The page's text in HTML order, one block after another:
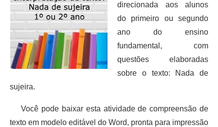
direcionada aos alunos
do primeiro ou segundo
ano do ensino
fundamental, com
questões elaboradas
sobre o texto: Nada de
sujeira.
Você pode baixar esta atividade de compreensão de
texto em modelo editável do Word, pronta para impressão